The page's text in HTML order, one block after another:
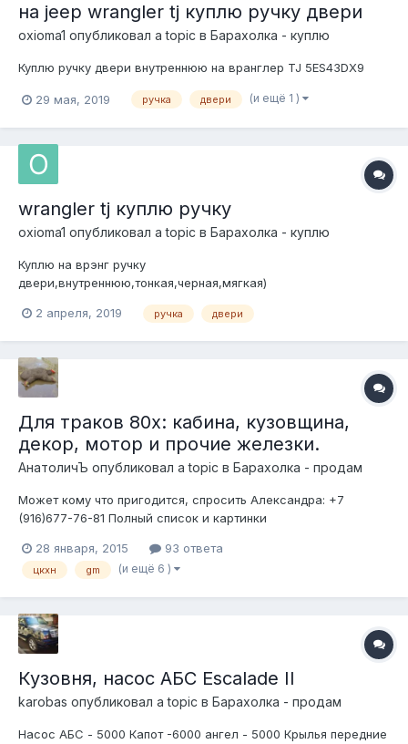
на jeep wrangler tj куплю ручку двери
oxioma1 опубликовал a topic в Барахолка - куплю
Куплю ручку двери внутреннюю на вранглер TJ 5ES43DX9
29 мая, 2019 ручка двери (и ещё 1 )
wrangler tj куплю ручку
oxioma1 опубликовал a topic в Барахолка - куплю
Куплю на врэнг ручку
двери,внутреннюю,тонкая,черная,мягкая)
2 апреля, 2019 ручка двери
Для траков 80х: кабина, кузовщина,
декор, мотор и прочие железки.
АнатоличЪ опубликовал a topic в Барахолка - продам
Может кому что пригодится, спросить Александра: +7
(916)677-76-81 Полный список и картинки
субурбана 80х: задние suburban хор. б/у оригинал, левые и
правые, 300$/шт Торг возможен. Есть в состоянии немного
28 января, 2015 93 ответа
цкхн gm (и ещё 6 )
Кузовня, насос АБС Escalade II
karobas опубликовал a topic в Барахолка - продам
Насос АБС - 5000 Капот -6000 ангел - 5000 Крылья передние